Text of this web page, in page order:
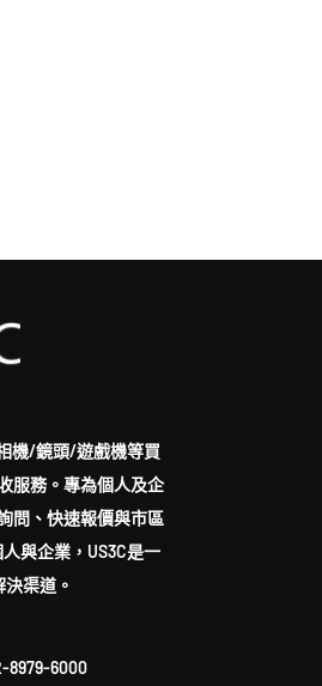
機/鏡頭/遊戲機等買
服務。專為個人及企
問、快速報價與市區
與企業，US3C是一
渠道。
8979-6000